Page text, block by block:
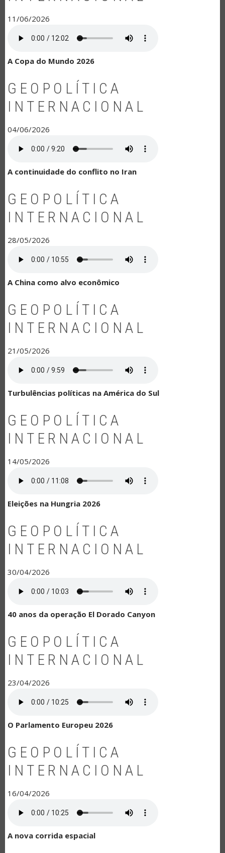
11/06/2026
A Copa do Mundo 2026
GEOPOLÍTICA
INTERNACIONAL
04/06/2026
A continuidade do conflito no Iran
GEOPOLÍTICA
INTERNACIONAL
28/05/2026
A China como alvo econômico
GEOPOLÍTICA
INTERNACIONAL
21/05/2026
Turbulências políticas na América do Sul
GEOPOLÍTICA
INTERNACIONAL
14/05/2026
Eleições na Hungria 2026
GEOPOLÍTICA
INTERNACIONAL
30/04/2026
40 anos da operação El Dorado Canyon
GEOPOLÍTICA
INTERNACIONAL
23/04/2026
O Parlamento Europeu 2026
GEOPOLÍTICA
INTERNACIONAL
16/04/2026
A nova corrida espacial